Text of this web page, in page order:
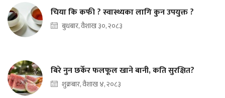
चिया कि कफी ? स्वास्थ्यका लागि कुन उपयुक्त ?
बुधबार, वैशाख ३०, २०८३
बिरे नुन छर्केर फलफूल खाने बानी, कति सुरक्षित?
शुक्रबार, वैशाख ४, २०८३